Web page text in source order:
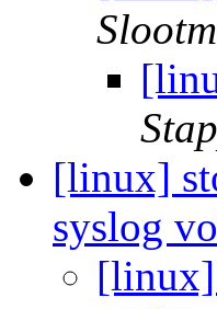
[linux]
syslog
[linux]